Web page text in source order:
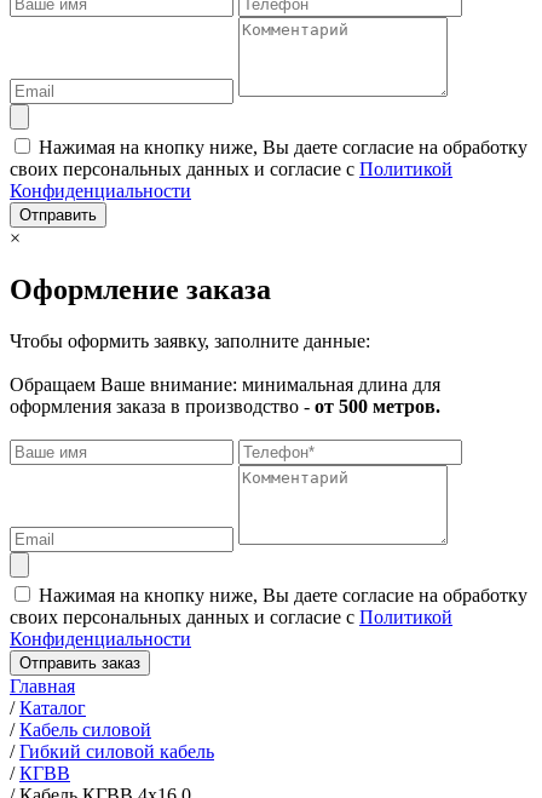
Нажимая на кнопку ниже, Вы даете согласие на обработку
своих персональных данных и согласие с Политикой
Конфиденциальности
Отправить
×
Оформление заказа
Чтобы оформить заявку, заполните данные:
Обращаем Ваше внимание: минимальная длина для
оформления заказа в производство - от 500 метров.
Нажимая на кнопку ниже, Вы даете согласие на обработку
своих персональных данных и согласие с Политикой
Конфиденциальности
Отправить заказ
Главная
/Каталог
/Кабель силовой
/Гибкий силовой кабель
/КГВВ